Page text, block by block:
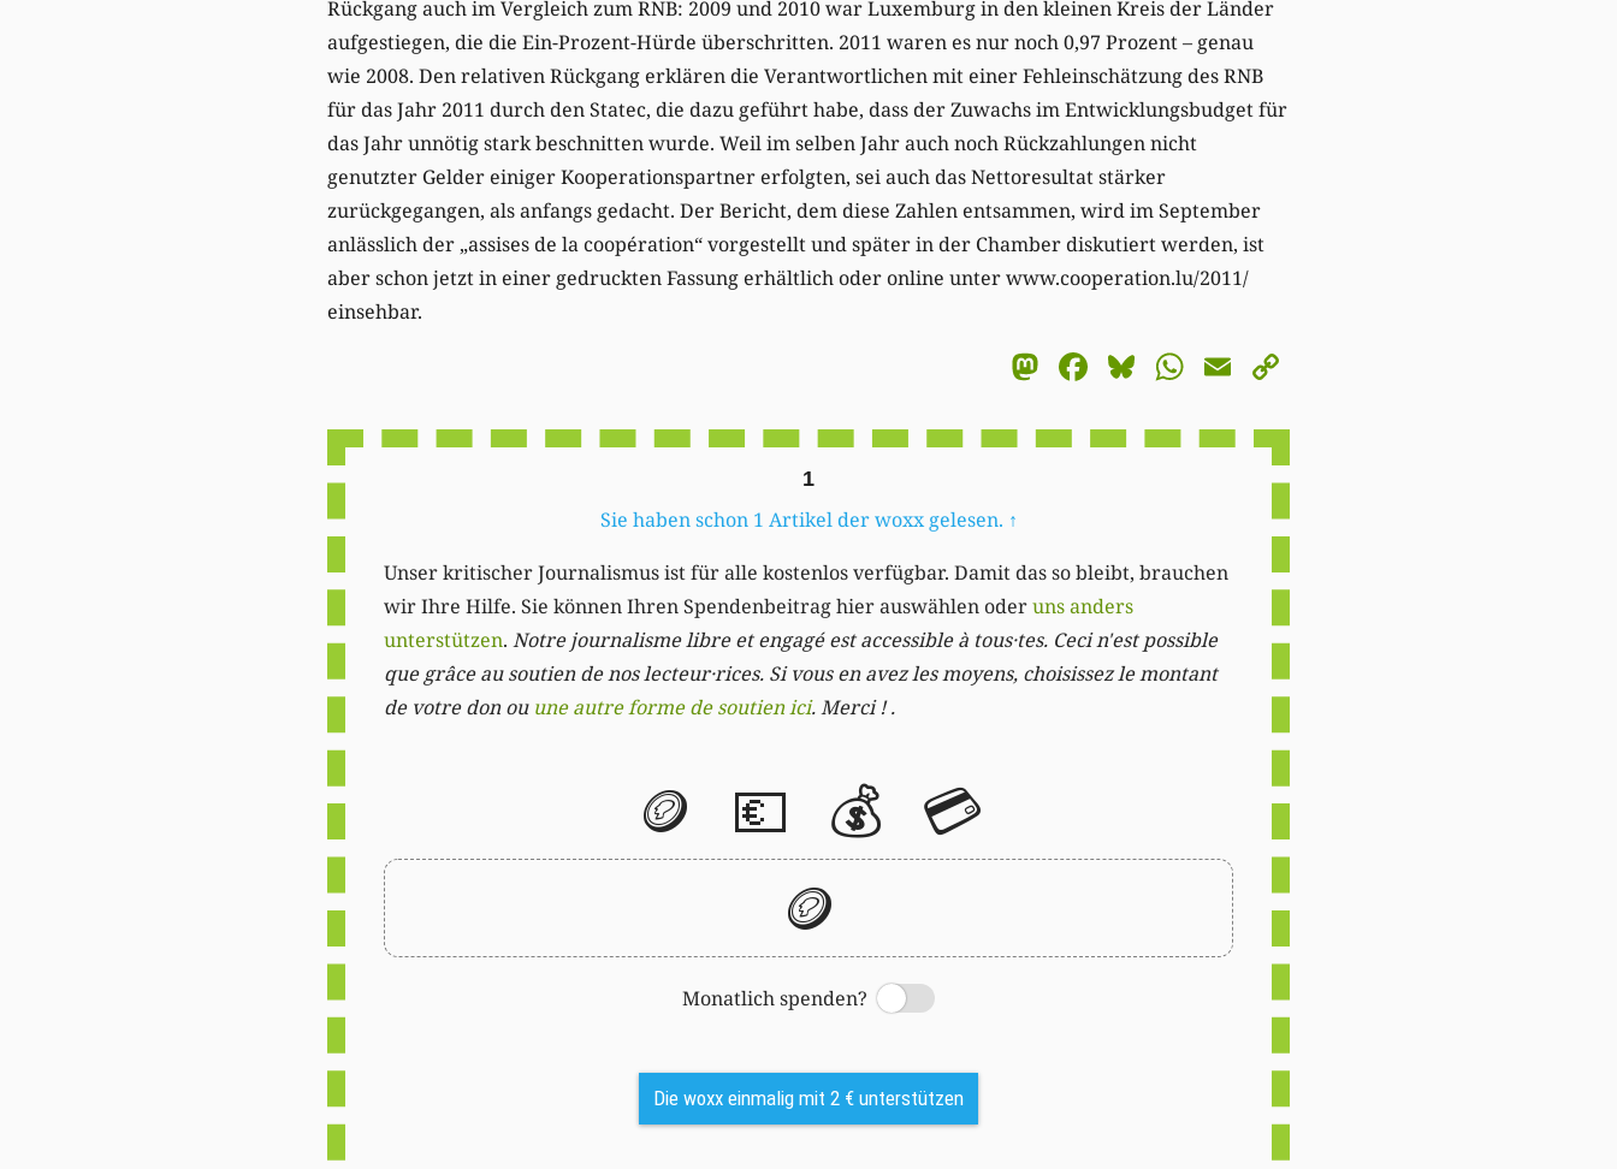
Rückgang auch im Vergleich zum RNB: 2009 und 2010 war Luxemburg in den kleinen Kreis der Länder
aufgestiegen, die die Ein-Prozent-Hürde überschritten. 2011 waren es nur noch 0,97 Prozent – genau
wie 2008. Den relativen Rückgang erklären die Verantwortlichen mit einer Fehleinschätzung des RNB
für das Jahr 2011 durch den Statec, die dazu geführt habe, dass der Zuwachs im Entwicklungsbudget für
das Jahr unnötig stark beschnitten wurde. Weil im selben Jahr auch noch Rückzahlungen nicht
genutzter Gelder einiger Kooperationspartner erfolgten, sei auch das Nettoresultat stärker
zurückgegangen, als anfangs gedacht. Der Bericht, dem diese Zahlen entsammen, wird im September
anlässlich der „assises de la coopération“ vorgestellt und später in der Chamber diskutiert werden, ist
aber schon jetzt in einer gedruckten Fassung erhältlich oder online unter www.cooperation.lu/2011/
einsehbar.
Mastodon
Facebook
Bluesky
WhatsApp
Email
1
Sie haben schon 1 Artikel der woxx gelesen. ↑
Unser kritischer Journalismus ist für alle kostenlos verfügbar. Damit das so bleibt, brauchen
wir Ihre Hilfe. Sie können Ihren Spendenbeitrag hier auswählen oderuns anders
unterstützen. Notre journalisme libre et engagé est accessible à tous·tes. Ceci n'est possible
que grâce au soutien de nos lecteur·rices. Si vous en avez les moyens, choisissez le montant
de votre don ou une autre forme de soutien ici. Merci ! .
🪙 💶 💰 💳
🪙
Monatlich spenden?
Switch
Die woxx einmalig mit 2 € unterstützen